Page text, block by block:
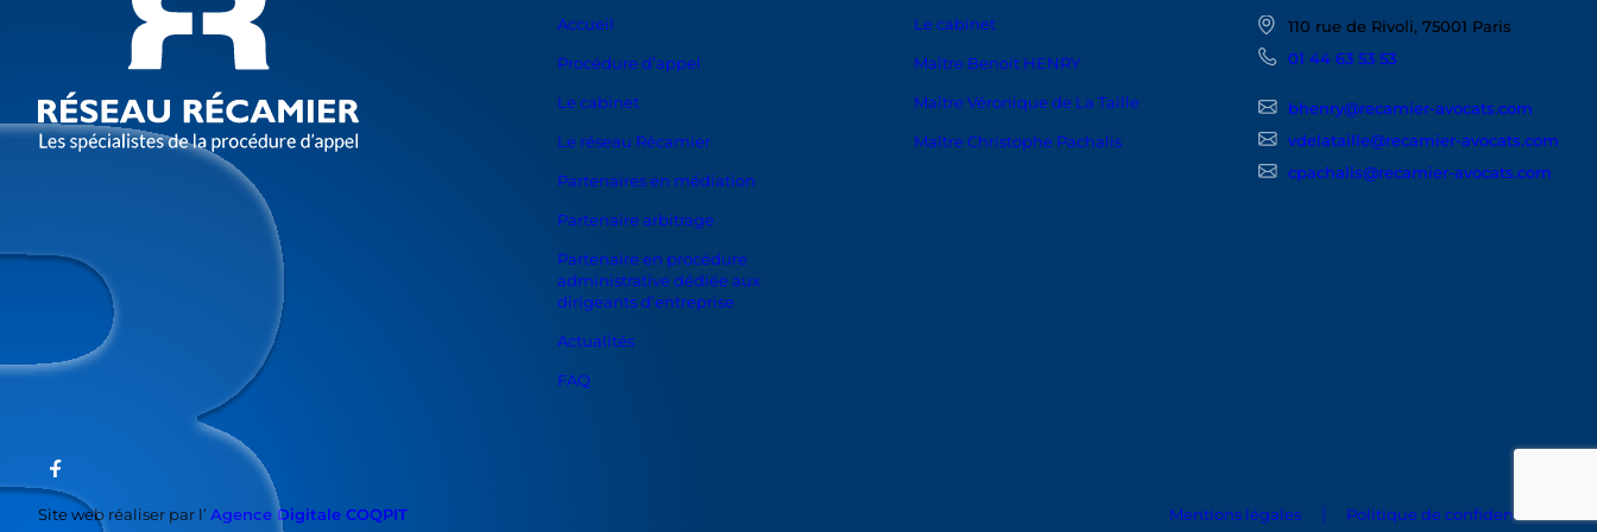
Accueil
Procédure d’appel
Le cabinet
Le réseau Récamier
Partenaires en médiation
Partenaire arbitrage
Partenaire en procédure
administrative dédiée aux
dirigeants d’entreprise
Actualités
FAQ
Le cabinet
Maître Benoit HENRY
Maître Véronique de La Taille
Maître Christophe Pachalis
110 rue de Rivoli, 75001 Paris
01 44 63 53 53
bhenry@recamier-avocats.com
vdelataille@recamier-avocats.com
cpachalis@recamier-avocats.com
Site web réaliser par l’ Agence Digitale COQPIT Mentions légales Politique de confidentialité